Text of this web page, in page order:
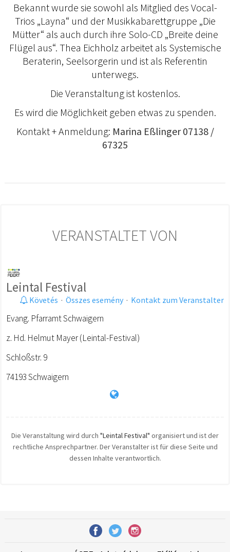
Bekannt wurde sie sowohl als Mitglied des Vocal-
Trios „Layna“ und der Musikkabarettgruppe „Die
Mütter“ als auch durch ihre Solo-CD „Breite deine
Flügel aus“. Thea Eichholz arbeitet als Systemische
Beraterin, Seelsorgerin und ist als Referentin
unterwegs.
Die Veranstaltung ist kostenlos.
Es wird die Möglichkeit geben etwas zu spenden.
Kontakt + Anmeldung: Marina Eßlinger 07138 /
67325
VERANSTALTET VON
Leintal Festival
Követés · Összes esemény · Kontakt zum Veranstalter
Evang. Pfarramt Schwaigern
z. Hd. Helmut Mayer (Leintal-Festival)
Schloßstr. 9
74193 Schwaigern
Die Veranstaltung wird durch "Leintal Festival" organisiert und ist der
rechtliche Ansprechpartner. Der Veranstalter ist für diese Seite und
dessen Inhalte verantwortlich.